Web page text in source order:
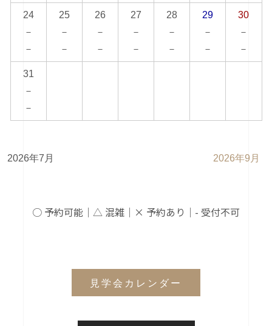
24
－
－
25
－
－
26
－
－
27
－
－
28
－
－
29
－
－
30
－
－
31
－
－
2026年7月 2026年9月
○ 予約可能｜△ 混雑｜× 予約あり｜- 受付不可
見学会カレンダー